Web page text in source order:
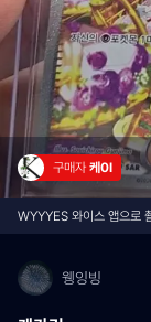
구매자 케0I
WYYYES 와이스 앱으로
웽잉빙